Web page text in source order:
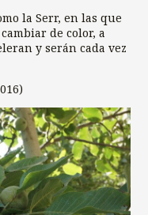
la Serr, en las que
de color, a
y serán cada vez